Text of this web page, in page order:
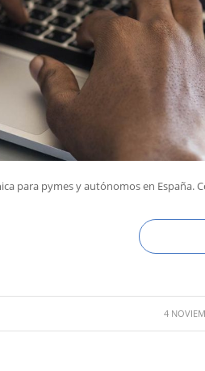
para pymes y autónomos en España.
4 /